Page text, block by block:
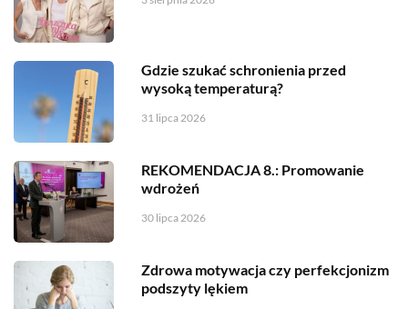
Gdzie szukać schronienia przed
wysoką temperaturą?
31 lipca 2026
REKOMENDACJA 8.: Promowanie
wdrożeń
30 lipca 2026
Zdrowa motywacja czy perfekcjonizm
podszyty lękiem